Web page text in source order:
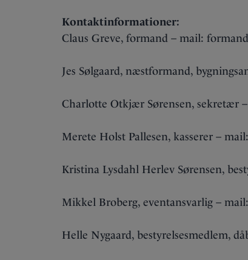
Kontaktinformationer:
Claus Greve, formand – mail:
Jes Sølgaard, næstformand,
Charlotte Otkjær Sørensen, sekretær
Merete Holst Pallesen, kasserer –
Kristina Lysdahl Herlev Sørensen,
Mikkel Broberg, eventansvarlig –
Helle Nygaard, bestyrelsesmedlem,